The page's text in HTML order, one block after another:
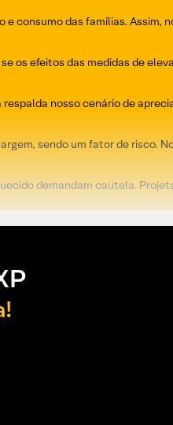
consumo das famílias. Assim,
os efeitos das medidas de
nosso cenário de
sendo um fator de risco.
demandam cautela.